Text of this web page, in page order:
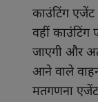
काउंटिंग एजेंट
वहीं
जाएगी और
आने वाले
मतगणना एजेंट